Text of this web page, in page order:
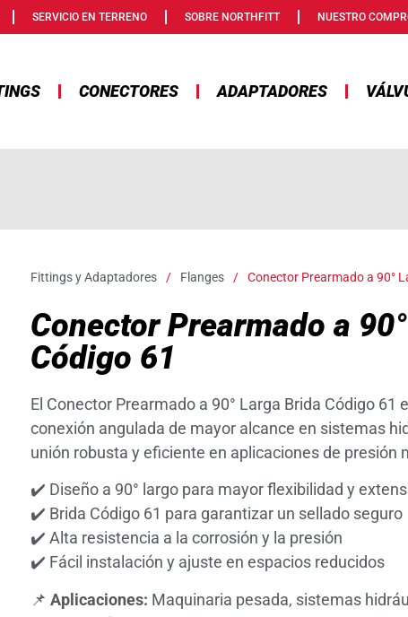
SERVICIO EN TERRENO SOBRE NORTHFITT NUESTRO
CONECTORES ADAPTADORES
Fittings y Adaptadores / Flanges / Conector Prearmado a 90°
Conector Prearmado a
Código 61
El Conector Prearmado a 90° Larga Brida Código 61
conexión angulada de mayor alcance en sistemas
unión robusta y eficiente en aplicaciones de presión
✔️ Diseño a 90° largo para mayor flexibilidad y
✔️ Brida Código 61 para garantizar un sellado seguro
✔️ Alta resistencia a la corrosión y la presión
✔️ Fácil instalación y ajuste en espacios reducidos
📌 Aplicaciones: Maquinaria pesada, sistemas